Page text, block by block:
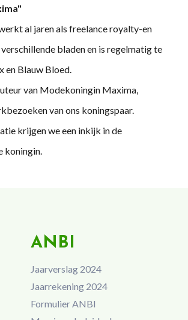
al jaren als freelance royalty-en
bladen en is regelmatig te
en Blauw Bloed.
van Modekoningin Maxima,
van ons koningspaar.
krijgen we een inkijk in de
koningin.
ANBI
Jaarverslag 2024
Jaarrekening 2024
Formulier ANBI